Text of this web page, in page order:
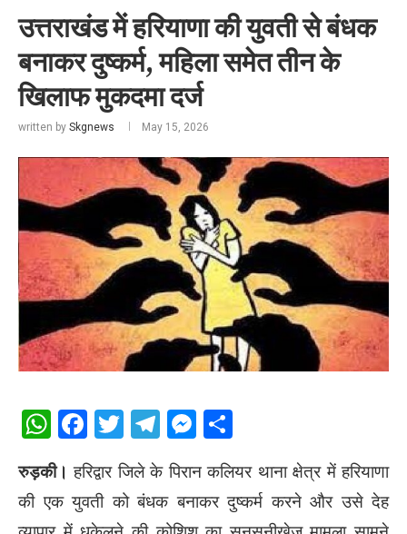
उत्तराखंड में हरियाणा की युवती से बंधक
बनाकर दुष्कर्म, महिला समेत तीन के
खिलाफ मुकदमा दर्ज
written by Skgnews May 15, 2026
WhatsApp
Facebook
Twitter
Telegram
Messenger
रुड़की। हरिद्वार जिले के पिरान कलियर थाना क्षेत्र में हरियाणा
की एक युवती को बंधक बनाकर दुष्कर्म करने और उसे देह